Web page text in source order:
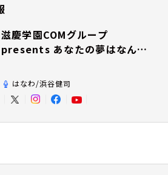
滋慶学園COMグループ
presents あなたの夢はなんで
はなわ/浜谷健司